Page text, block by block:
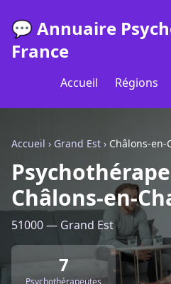
💬 Annuaire
France
Accueil Régions
Accueil › Grand Est › Châlons-en-
Châlons-en-
51000 — Grand Est
7
Psychothérapeutes